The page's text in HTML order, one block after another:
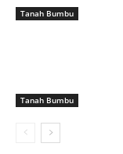
Tanah Bumbu
Tanah Bumbu